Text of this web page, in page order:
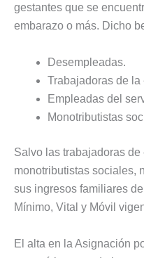
gestantes que se
embarazo o más. Dicho
Desempleadas.
Trabajadoras de
Empleadas del
Monotributistas
Salvo las trabajadoras
monotributistas sociales,
sus ingresos familiares
Mínimo, Vital y Móvil
El alta en la Asignación